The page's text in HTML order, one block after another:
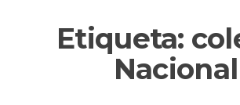
Etiqueta:
Nacional